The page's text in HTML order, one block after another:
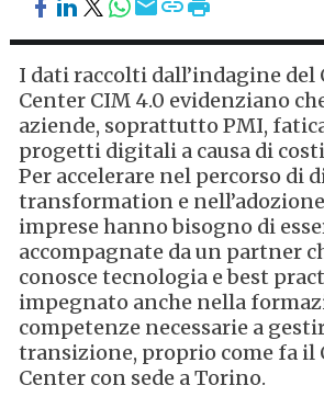
I dati raccolti dall’indagine del
Center CIM 4.0 evidenziano
aziende, soprattutto PMI,
progetti digitali a causa di
Per accelerare nel percorso di
transformation e nell’adozione
imprese hanno bisogno di
accompagnate da un partner
conosce tecnologia e best
impegnato anche nella
competenze necessarie a
transizione, proprio come fa il
Center con sede a Torino.